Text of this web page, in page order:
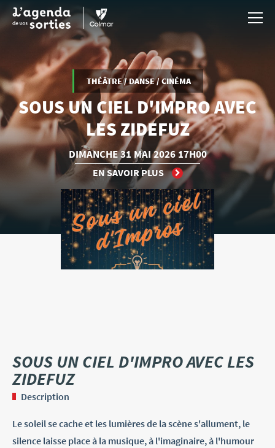
Aller au contenu principal
THÉÂTRE / DANSE / CINÉMA
SOUS UN CIEL D'IMPRO AVEC
LES ZIDEFUZ
DIMANCHE31 MAI202617H00
EN SAVOIR PLUS
SOUS UN CIEL D'IMPRO AVEC LES
ZIDEFUZ
Description
Le soleil se cache et les lumières de la scène s'allument, le
silence laisse place à la musique, à l'imaginaire, à l'humour